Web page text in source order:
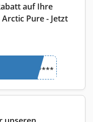
auf Ihre
Pure - Jetzt
****